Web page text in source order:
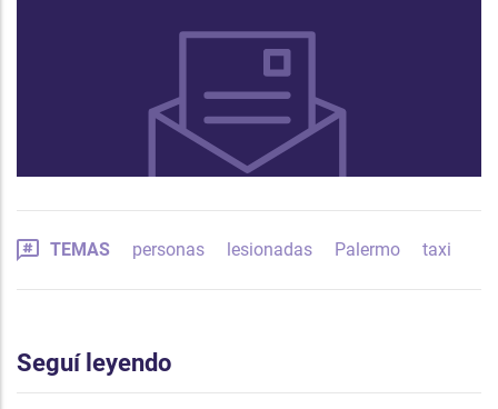
TEMAS personas lesionadas Palermo taxi
Seguí leyendo